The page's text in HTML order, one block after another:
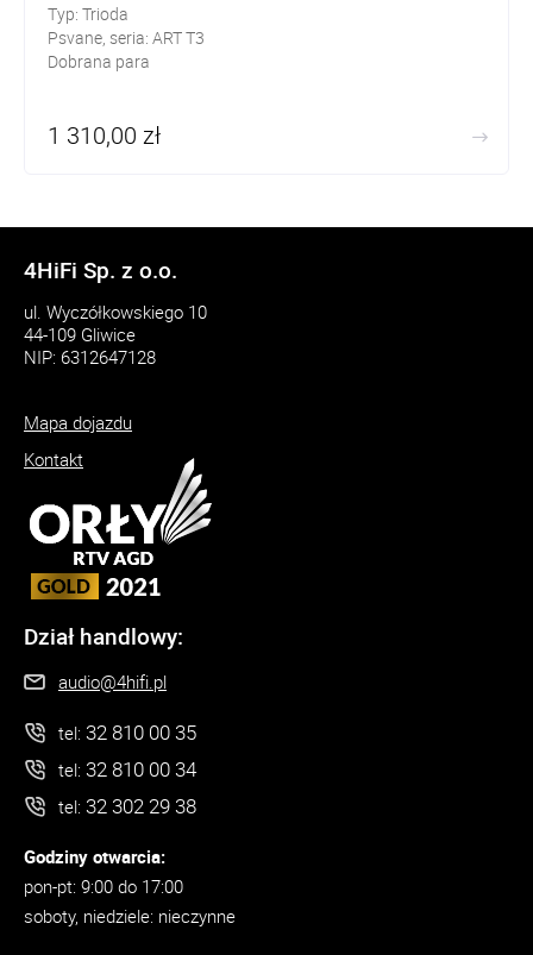
Typ: Trioda
Psvane, seria: ART T3
Dobrana para
1 310,00 zł
4HiFi Sp. z o.o.
ul. Wyczółkowskiego 10
44-109 Gliwice
NIP: 6312647128
Mapa dojazdu
Kontakt
Dział handlowy:
audio@4hifi.pl
tel: 32 810 00 35
tel: 32 810 00 34
tel: 32 302 29 38
Godziny otwarcia:
pon-pt: 9:00 do 17:00
soboty, niedziele: nieczynne